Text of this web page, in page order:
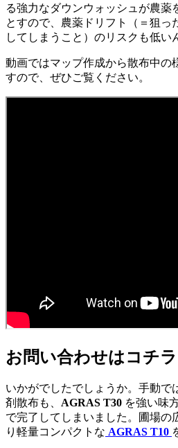
る強力なダウンウォッシュが農薬
とすので、農薬ドリフト（＝狙っ
してしまうこと）のリスクも低い
動画ではマップ作成から散布中の
すので、ぜひご覧ください。
お問い合わせはコチラ
いかがでしたでしょうか。手動で
剤散布も、 AGRAS T30 を強い味
で完了してしまいました。圃場の
り軽量コンパクトな AGRAS T10